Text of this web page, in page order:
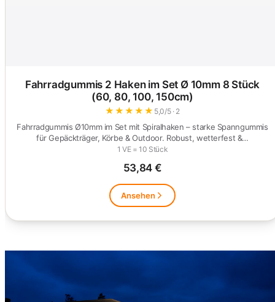
Fahrradgummis 2 Haken im Set Ø 10mm 8 Stück
(60, 80, 100, 150cm)
★ ★ ★ ★ ★ 5,0/5 · 2
Fahrradgummis Ø10mm im Set mit Spiralhaken – starke Spanngummis
für Gepäckträger, Körbe & Outdoor. Robust, wetterfest &…
1 VE = 10 Stück
53,84 €
Ansehen